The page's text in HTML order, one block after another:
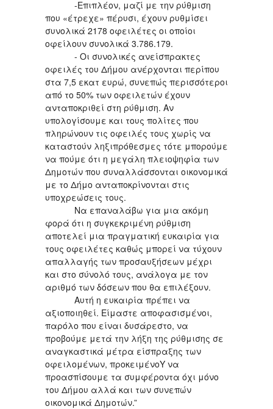
-Επιπλέον, μαζί με την ρύθμιση
που «έτρεχε» πέρυσι, έχουν ρυθμίσει
συνολικά 2178 οφειλέτες οι οποίοι
οφείλουν συνολικά 3.786.179.
- Οι συνολικές ανείσπρακτες
οφειλές του Δήμου ανέρχονται περίπου
στα 7,5 εκατ ευρώ, συνεπώς περισσότεροι
από το 50% των οφειλετών έχουν
ανταποκριθεί στη ρύθμιση. Αν
υπολογίσουμε και τους πολίτες που
πληρώνουν τις οφειλές τους χωρίς να
καταστούν ληξιπρόθεσμες τότε μπορούμε
να πούμε ότι η μεγάλη πλειοψηφία των
Δημοτών που συναλλάσσονται οικονομικά
με το Δήμο ανταποκρίνονται στις
υποχρεώσεις τους.
Να επαναλάβω για μια ακόμη
φορά ότι η συγκεκριμένη ρύθμιση
αποτελεί μια πραγματική ευκαιρία για
τους οφειλέτες καθώς μπορεί να τύχουν
απαλλαγής των προσαυξήσεων μέχρι
και στο σύνολό τους, ανάλογα με τον
αριθμό των δόσεων που θα επιλέξουν.
Αυτή η ευκαιρία πρέπει να
αξιοποιηθεί. Είμαστε αποφασισμένοι,
παρόλο που είναι δυσάρεστο, να
προβούμε μετά την λήξη της ρύθμισης σε
αναγκαστικά μέτρα είσπραξης των
οφειλομένων, προκειμένοΥ να
προασπίσουμε τα συμφέροντα όχι μόνο
του Δήμου αλλά και των συνεπών
οικονομικά Δημοτών.”